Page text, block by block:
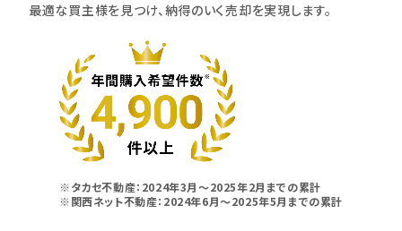
最適な買主様を見つけ、納得のいく売却を実現します。
※タカセ不動産：2024年3月～2025年2月までの累計
※関西ネット不動産：2024年6月～2025年5月までの累計